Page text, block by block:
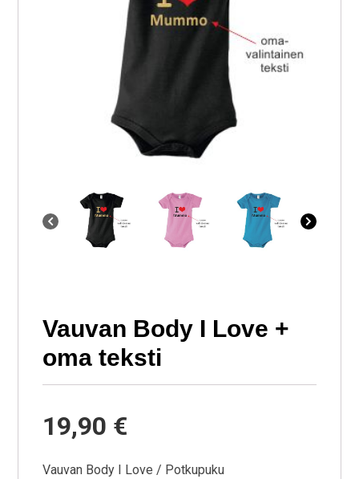
Vauvan Body I Love +
oma teksti
19,90 €
Vauvan Body I Love / Potkupuku